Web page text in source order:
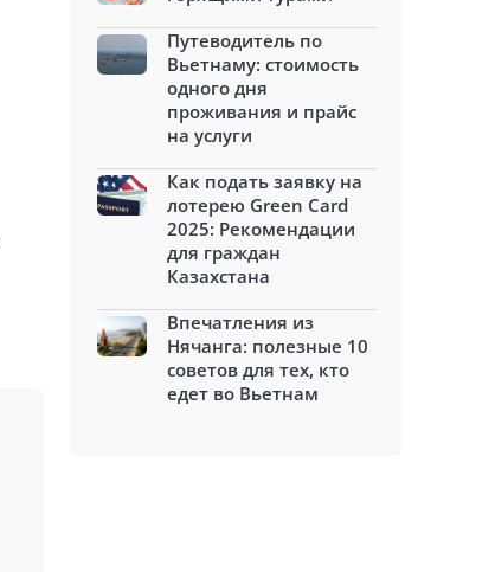
Путеводитель по
Вьетнаму: стоимость
одного дня
проживания и прайс
на услуги
Как подать заявку на
лотерею Green Card
2025: Рекомендации
для граждан
Казахстана
Впечатления из
Нячанга: полезные 10
советов для тех, кто
едет во Вьетнам